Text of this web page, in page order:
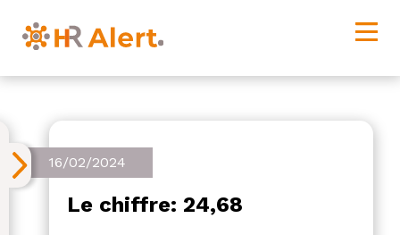
16/02/2024
Le chiffre: 24,68